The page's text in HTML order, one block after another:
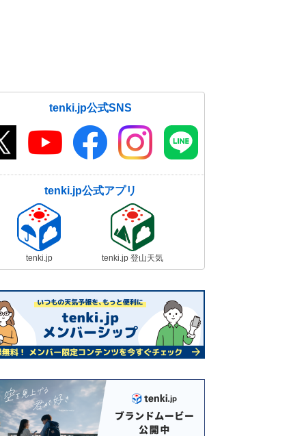
tenki.jp公式SNS
tenki.jp公式アプリ
tenki.jp tenki.jp 登山天気